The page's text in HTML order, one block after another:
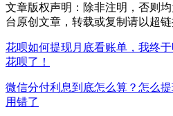
文章版权声明：除非注明，否则均
台 原创文章，转载或复制请以超链
花呗如何提现月底看账单，我终
花呗了！
微信分付利息到底怎么算？怎么
用错了